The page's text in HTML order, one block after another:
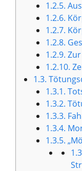
1.2.5.
1.2.6.
1.2.7.
1.2.8.
1.2.9.
1.2.10.
1.3.
1.3.1.
1.3.2.
1.3.3.
1.3.4.
1.3.5.